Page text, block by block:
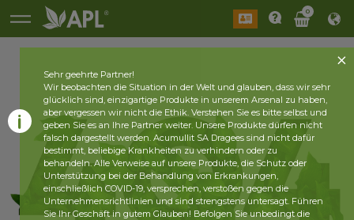
0
Sehr geehrte Partner!
Wir beobachten die Situation in der Welt und glauben, dass wir sehr
glücklich sind, einzigartige Produkte in unserem Arsenal zu haben,
aber vergessen wir nicht die Ethik. Verstehen Sie es bitte selbst und
geben Sie es an Ihre Partner weiter. Unsere Produkte dürfen nicht
falsch dargestellt werden. Acumullit SA Dragees sind nicht dafür
bestimmt, beliebige Krankheiten zu verhindern oder zu
behandeln. Alle Verweise auf unsere Produkte, die Schutz oder
Unterstützung bei der Behandlung von Erkrankungen,
einschließlich COVID-19, versprechen, verstoßen gegen die
Unternehmensrichtlinien und sind strengstens untersagt. Führen
Sie Ihr Geschäft in gutem Glauben! Befolgen Sie unbedingt die